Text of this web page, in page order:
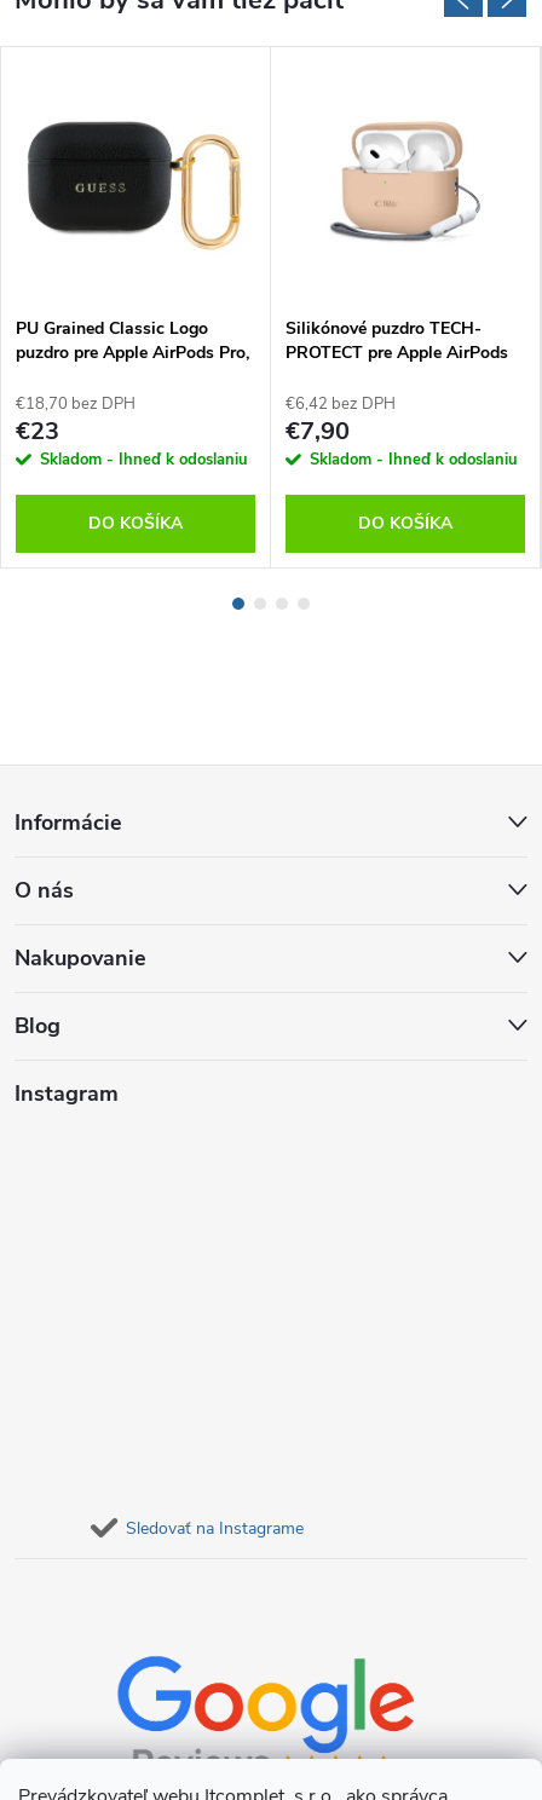
PU Grained Classic Logo
puzdro pre Apple AirPods Pro,
€18,70 bez DPH
€23
Skladom - Ihneď k odoslaniu
DO KOŠÍKA
Silikónové puzdro TECH-
PROTECT pre Apple AirPods
€6,42 bez DPH
€7,90
Skladom - Ihneď k odoslaniu
DO KOŠÍKA
p
ä
Informácie
O nás
Nakupovanie
Blog
Instagram
Sledovať na Instagrame